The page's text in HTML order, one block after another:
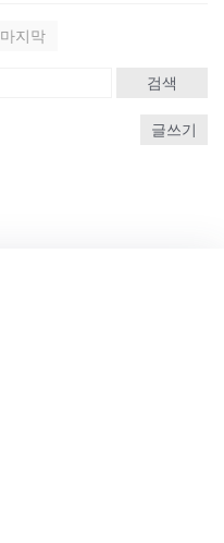
마지막
검색
글쓰기